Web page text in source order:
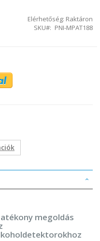
Elérhetőség: Raktáron
SKU
PNI-MPAT188
megoldás